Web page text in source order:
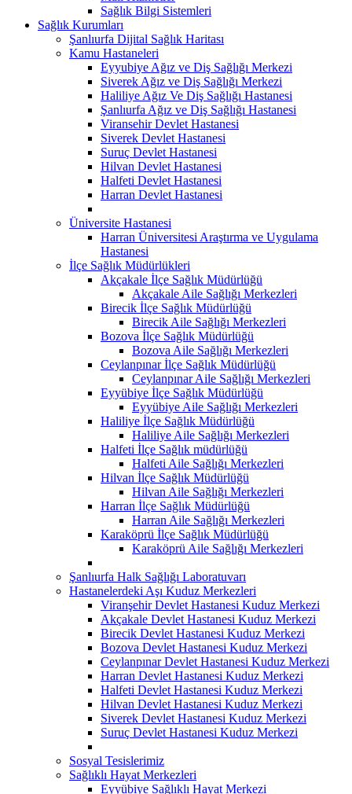
Sağlık Bilgi Sistemleri
Sağlık Kurumları
Şanlıurfa Dijital Sağlık Haritası
Kamu Hastaneleri
Eyyubiye Ağız ve Diş Sağlığı Merkezi
Siverek Ağız ve Diş Sağlığı Merkezi
Haliliye Ağız Ve Diş Sağlığı Hastanesi
Şanlıurfa Ağız ve Diş Sağlığı Hastanesi
Viransehir Devlet Hastanesi
Siverek Devlet Hastanesi
Suruç Devlet Hastanesi
Hilvan Devlet Hastanesi
Halfeti Devlet Hastanesi
Harran Devlet Hastanesi
Üniversite Hastanesi
Harran Üniversitesi Araştırma ve Uygulama
Hastanesi
İlçe Sağlık Müdürlükleri
Akçakale İlçe Sağlık Müdürlüğü
Akçakale Aile Sağlığı Merkezleri
Birecik İlçe Sağlık Müdürlüğü
Birecik Aile Sağlığı Merkezleri
Bozova İlçe Sağlık Müdürlüğü
Bozova Aile Sağlığı Merkezleri
Ceylanpınar İlçe Sağlık Müdürlüğü
Ceylanpınar Aile Sağlığı Merkezleri
Eyyübiye İlçe Sağlık Müdürlüğü
Eyyübiye Aile Sağlığı Merkezleri
Haliliye İlçe Sağlık Müdürlüğü
Haliliye Aile Sağlığı Merkezleri
Halfeti İlçe Sağlık müdürlüğü
Halfeti Aile Sağlığı Merkezleri
Hilvan İlçe Sağlık Müdürlüğü
Hilvan Aile Sağlığı Merkezleri
Harran İlçe Sağlık Müdürlüğü
Harran Aile Sağlığı Merkezleri
Karaköprü İlçe Sağlık Müdürlüğü
Karaköprü Aile Sağlığı Merkezleri
Şanlıurfa Halk Sağlığı Laboratuvarı
Hastanelerdeki Aşı Kuduz Merkezleri
Viranşehir Devlet Hastanesi Kuduz Merkezi
Akçakale Devlet Hastanesi Kuduz Merkezi
Birecik Devlet Hastanesi Kuduz Merkezi
Bozova Devlet Hastanesi Kuduz Merkezi
Ceylanpınar Devlet Hastanesi Kuduz Merkezi
Harran Devlet Hastanesi Kuduz Merkezi
Halfeti Devlet Hastanesi Kuduz Merkezi
Hilvan Devlet Hastanesi Kuduz Merkezi
Siverek Devlet Hastanesi Kuduz Merkezi
Suruç Devlet Hastanesi Kuduz Merkezi
Sosyal Tesislerimiz
Sağlıklı Hayat Merkezleri
Eyyübiye Sağlıklı Hayat Merkezi